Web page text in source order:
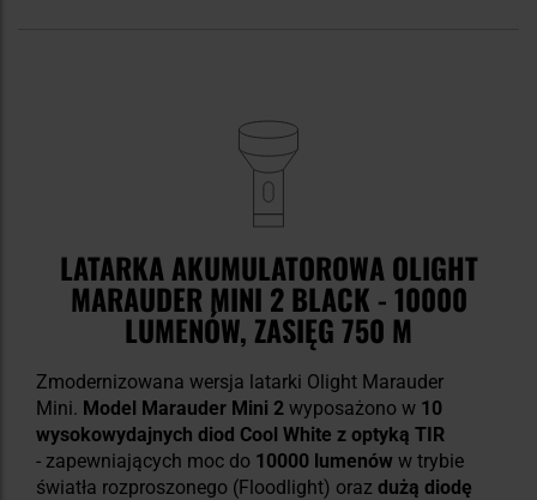
LATARKA AKUMULATOROWA OLIGHT
MARAUDER MINI 2 BLACK - 10000
LUMENÓW, ZASIĘG 750 M
Zmodernizowana wersja latarki Olight Marauder
Mini. Model Marauder Mini 2 wyposażono w 10
wysokowydajnych diod Cool White z optyką TIR
- zapewniających moc do 10000 lumenów w trybie
światła rozproszonego (Floodlight) oraz dużą diodę